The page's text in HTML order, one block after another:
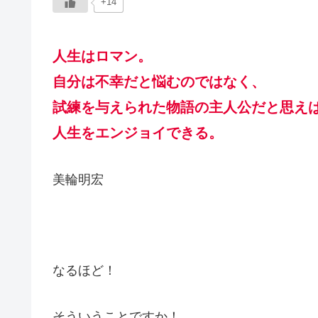
人生はロマン。
自分は不幸だと悩むのではなく、
試練を与えられた物語の主人公だと思え
人生をエンジョイできる。
美輪明宏
なるほど！